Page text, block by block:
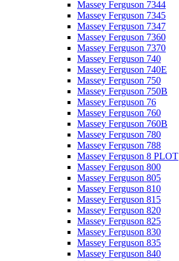
Massey Ferguson 7344
Massey Ferguson 7345
Massey Ferguson 7347
Massey Ferguson 7360
Massey Ferguson 7370
Massey Ferguson 740
Massey Ferguson 740E
Massey Ferguson 750
Massey Ferguson 750B
Massey Ferguson 76
Massey Ferguson 760
Massey Ferguson 760B
Massey Ferguson 780
Massey Ferguson 788
Massey Ferguson 8 PLOT
Massey Ferguson 800
Massey Ferguson 805
Massey Ferguson 810
Massey Ferguson 815
Massey Ferguson 820
Massey Ferguson 825
Massey Ferguson 830
Massey Ferguson 835
Massey Ferguson 840